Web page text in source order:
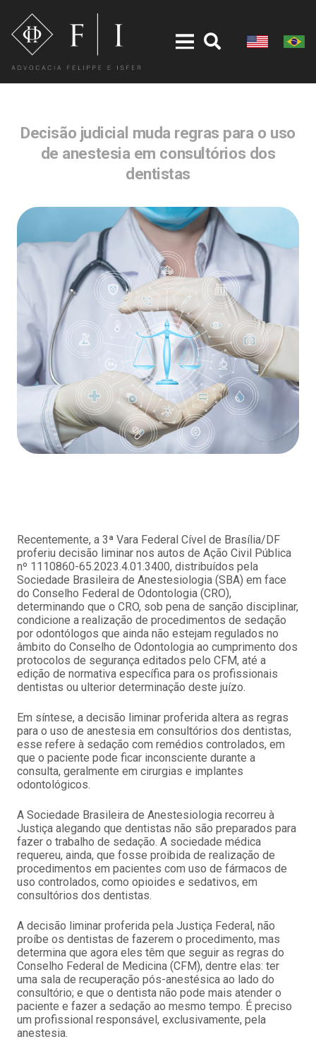
Decisão judicial muda regras para o uso
de anestesia em consultórios dos
dentistas
Recentemente, a 3ª Vara Federal Cível de Brasília/DF
proferiu decisão liminar nos autos de Ação Civil Pública
nº 1110860-65.2023.4.01.3400, distribuídos pela
Sociedade Brasileira de Anestesiologia (SBA) em face
do Conselho Federal de Odontologia (CRO),
determinando que o CRO, sob pena de sanção disciplinar,
condicione a realização de procedimentos de sedação
por odontólogos que ainda não estejam regulados no
âmbito do Conselho de Odontologia ao cumprimento dos
protocolos de segurança editados pelo CFM, até a
edição de normativa específica para os profissionais
dentistas ou ulterior determinação deste juízo.
Em síntese, a decisão liminar proferida altera as regras
para o uso de anestesia em consultórios dos dentistas,
esse refere à sedação com remédios controlados, em
que o paciente pode ficar inconsciente durante a
consulta, geralmente em cirurgias e implantes
odontológicos.
A Sociedade Brasileira de Anestesiologia recorreu à
Justiça alegando que dentistas não são preparados para
fazer o trabalho de sedação. A sociedade médica
requereu, ainda, que fosse proibida de realização de
procedimentos em pacientes com uso de fármacos de
uso controlados, como opioides e sedativos, em
consultórios dos dentistas.
A decisão liminar proferida pela Justiça Federal, não
proíbe os dentistas de fazerem o procedimento, mas
determina que agora eles têm que seguir as regras do
Conselho Federal de Medicina (CFM), dentre elas: ter
uma sala de recuperação pós-anestésica ao lado do
consultório; e que o dentista não pode mais atender o
paciente e fazer a sedação ao mesmo tempo. É preciso
um profissional responsável, exclusivamente, pela
anestesia.